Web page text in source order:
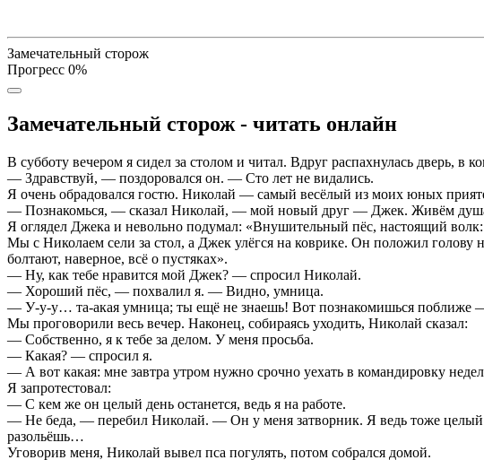
Замечательный сторож
Прогресс 0%
Замечательный сторож - читать онлайн
В субботу вечером я сидел за столом и читал. Вдруг распахнулась дверь,
— Здравствуй, — поздоровался он. — Сто лет не видались.
Я очень обрадовался гостю. Николай — самый весёлый из моих юных
— Познакомься, — сказал Николай, — мой новый друг — Джек. Живём
Я оглядел Джека и невольно подумал: «Внушительный пёс, настоящий
Мы с Николаем сели за стол, а Джек улёгся на коврике. Он положил голову
болтают, наверное, всё о пустяках».
— Ну, как тебе нравится мой Джек? — спросил Николай.
— Хороший пёс, — похвалил я. — Видно, умница.
— У-у-у… та-акая умница; ты ещё не знаешь! Вот познакомишься поближе
Мы проговорили весь вечер. Наконец, собираясь уходить, Николай сказал:
— Собственно, я к тебе за делом. У меня просьба.
— Какая? — спросил я.
— А вот какая: мне завтра утром нужно срочно уехать в командировку
Я запротестовал:
— С кем же он целый день останется, ведь я на работе.
— Не беда, — перебил Николай. — Он у меня затворник. Я ведь тоже целый
разольёшь…
Уговорив меня, Николай вывел пса погулять, потом собрался домой.